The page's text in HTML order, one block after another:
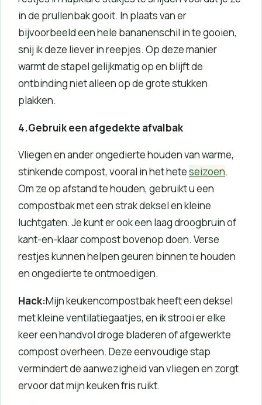
in de prullenbak gooit. In plaats van er
bijvoorbeeld een hele bananenschil in te gooien,
snij ik deze liever in reepjes. Op deze manier
warmt de stapel gelijkmatig op en blijft de
ontbinding niet alleen op de grote stukken
plakken.
4.Gebruik een afgedekte afvalbak
Vliegen en ander ongedierte houden van warme,
stinkende compost, vooral in het heteseizoen.
Om ze op afstand te houden, gebruikt u een
compostbak met een strak deksel en kleine
luchtgaten. Je kunt er ook een laag droogbruin of
kant-en-klaar compost bovenop doen. Verse
restjes kunnen helpen geuren binnen te houden
en ongedierte te ontmoedigen.
Hack:Mijn keukencompostbak heeft een deksel
met kleine ventilatiegaatjes, en ik strooi er elke
keer een handvol droge bladeren of afgewerkte
compost overheen. Deze eenvoudige stap
vermindert de aanwezigheid van vliegen en zorgt
ervoor dat mijn keuken fris ruikt.